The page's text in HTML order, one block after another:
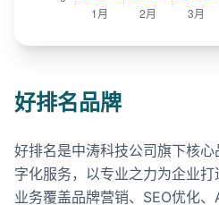
好排名品牌
好排名是中涛科技公司旗下核
字化服务，以专业之力为企业打
业务覆盖品牌营销、SEO优化、